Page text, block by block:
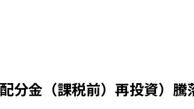
分金（課税前）再投資）騰